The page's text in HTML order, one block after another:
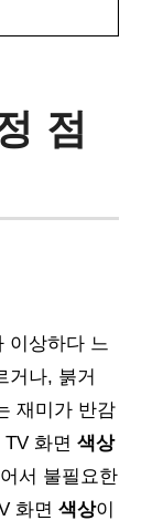
점
이상하다 느
거나, 붉거
재미가 반감
화면 색상
서 불필요한
화면 색상이